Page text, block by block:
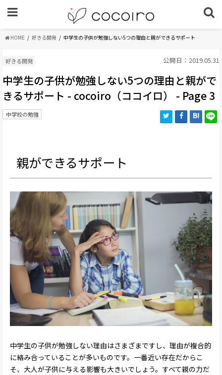
HOME 好きる開発 中学生の子供が勉強しない5つの理由と親ができるサポート
好きる開発 公開日：2019.05.31
中学生の子供が勉強しない5つの理由と親がで
きるサポート - cocoiro（ココイロ） - Page 3
中学校の勉強
親ができるサポート
中学生の子供が勉強しない理由はさまざまですし、理由が複合的
に絡み合っていることが多いものです。一番近い存在だからこ
そ、大人が子供に与える影響も大きいでしょう。すべて親の力だ